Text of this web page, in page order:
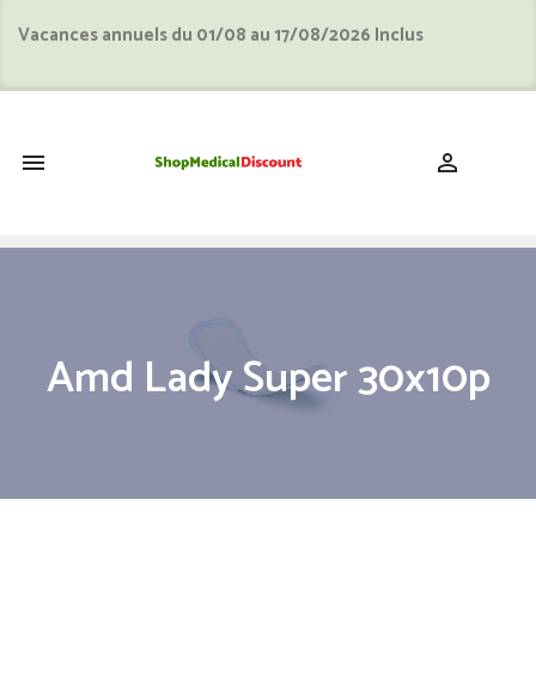
Vacances annuels du 01/08 au 17/08/2026 Inclus
 
Amd Lady Super 30x10p